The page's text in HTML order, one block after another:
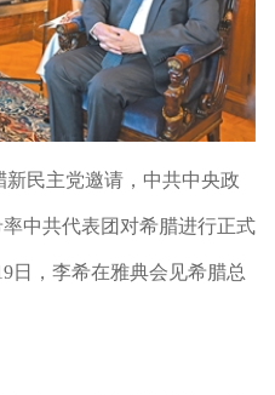
新民主党邀请，中共中央政
中共代表团对希腊进行正式
日，李希在雅典会见希腊总